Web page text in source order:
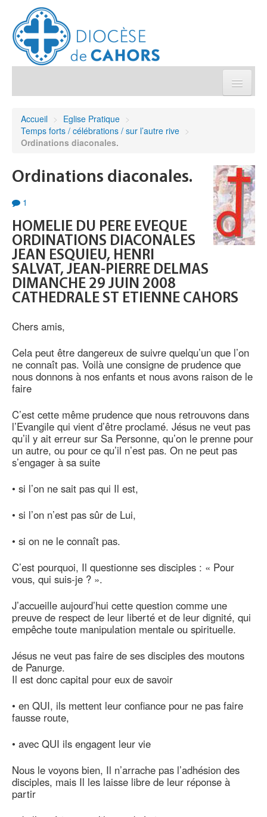
Démarches et sacrements
Sanctuaires & Pélerinages
Agenda diocésain
Je donne
Annuaire/Contact
Accueil > Eglise Pratique >
Temps forts / célébrations / sur l’autre rive >
Ordinations diaconales.
Ordinations diaconales.
1
HOMELIE DU PERE EVEQUE
ORDINATIONS DIACONALES
JEAN ESQUIEU, HENRI
SALVAT, JEAN-PIERRE DELMAS
DIMANCHE 29 JUIN 2008
CATHEDRALE ST ETIENNE CAHORS
Chers amis,
Cela peut être dangereux de suivre quelqu’un que l’on
ne connaît pas. Voilà une consigne de prudence que
nous donnons à nos enfants et nous avons raison de le
faire
C’est cette même prudence que nous retrouvons dans
l’Evangile qui vient d’être proclamé. Jésus ne veut pas
qu’il y ait erreur sur Sa Personne, qu’on le prenne pour
un autre, ou pour ce qu’il n’est pas. On ne peut pas
s’engager à sa suite
• si l’on ne sait pas qui Il est,
• si l’on n’est pas sûr de Lui,
• si on ne le connaît pas.
C’est pourquoi, Il questionne ses disciples : « Pour
vous, qui suis-je ? ».
J’accueille aujourd’hui cette question comme une
preuve de respect de leur liberté et de leur dignité, qui
empêche toute manipulation mentale ou spirituelle.
Jésus ne veut pas faire de ses disciples des moutons
de Panurge.
Il est donc capital pour eux de savoir
• en QUI, ils mettent leur confiance pour ne pas faire
fausse route,
• avec QUI ils engagent leur vie
Nous le voyons bien, Il n’arrache pas l’adhésion des
disciples, mais Il les laisse libre de leur réponse à
partir